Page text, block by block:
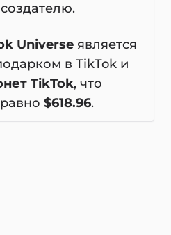
Universe является
в TikTok и
TikTok, что
$618.96.